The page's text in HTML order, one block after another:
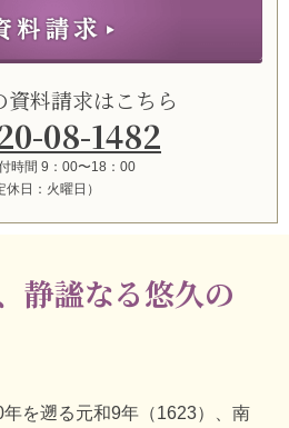
資料請求はこちら
08-1482
時間 9：00〜18：00
休日：火曜日）
静謐なる悠久の
を遡る元和9年（1623）、南